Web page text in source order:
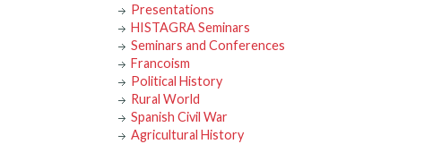
Presentations
HISTAGRA Seminars
Seminars and Conferences
Francoism
Political History
Rural World
Spanish Civil War
Agricultural History